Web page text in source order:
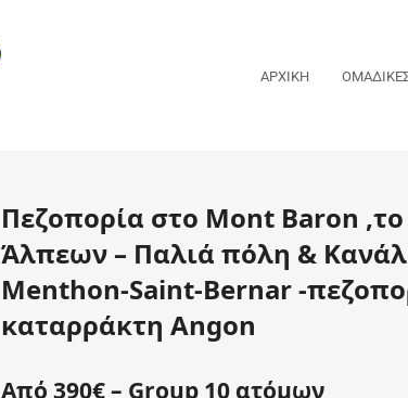
ΑΡΧΙΚΗ
Πεζοπορία στο Mont Baron
Άλπεων – Παλιά πόλη &
Menthon-Saint-Bernar -
καταρράκτη Angon
Από 390€ – Group 10 ατόμων